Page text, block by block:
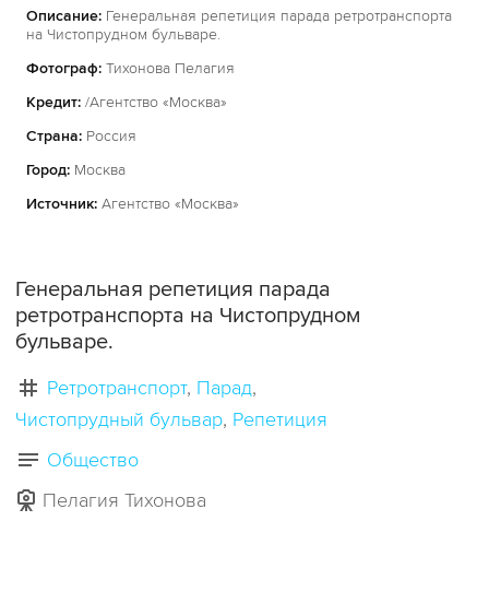
Описание: Генеральная репетиция парада ретротранспорта
на Чистопрудном бульваре.
Фотограф: Тихонова Пелагия
Кредит: /Агентство «Москва»
Страна: Россия
Город: Москва
Источник: Агентство «Москва»
Генеральная репетиция парада
ретротранспорта на Чистопрудном
бульваре.
Ретротранспорт Парад
Чистопрудный бульвар Репетиция
Общество
Пелагия Тихонова